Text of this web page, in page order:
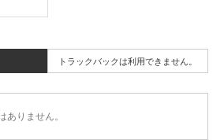
トラックバックは利用できません。
ありません。